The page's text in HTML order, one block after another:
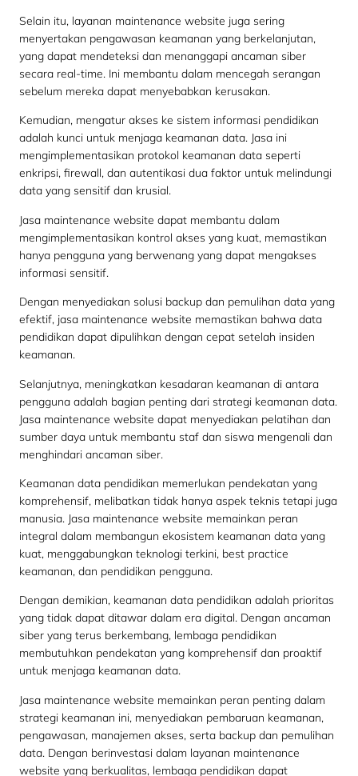
Selain itu, layanan maintenance website juga sering
menyertakan pengawasan keamanan yang berkelanjutan,
yang dapat mendeteksi dan menanggapi ancaman siber
secara real-time. Ini membantu dalam mencegah serangan
sebelum mereka dapat menyebabkan kerusakan.
Kemudian, mengatur akses ke sistem informasi pendidikan
adalah kunci untuk menjaga keamanan data. Jasa ini
mengimplementasikan protokol keamanan data seperti
enkripsi, firewall, dan autentikasi dua faktor untuk melindungi
data yang sensitif dan krusial.
Jasa maintenance website dapat membantu dalam
mengimplementasikan kontrol akses yang kuat, memastikan
hanya pengguna yang berwenang yang dapat mengakses
informasi sensitif.
Dengan menyediakan solusi backup dan pemulihan data yang
efektif, jasa maintenance website memastikan bahwa data
pendidikan dapat dipulihkan dengan cepat setelah insiden
keamanan.
Selanjutnya, meningkatkan kesadaran keamanan di antara
pengguna adalah bagian penting dari strategi keamanan data.
Jasa maintenance website dapat menyediakan pelatihan dan
sumber daya untuk membantu staf dan siswa mengenali dan
menghindari ancaman siber.
Keamanan data pendidikan memerlukan pendekatan yang
komprehensif, melibatkan tidak hanya aspek teknis tetapi juga
manusia. Jasa maintenance website memainkan peran
integral dalam membangun ekosistem keamanan data yang
kuat, menggabungkan teknologi terkini, best practice
keamanan, dan pendidikan pengguna.
Dengan demikian, keamanan data pendidikan adalah prioritas
yang tidak dapat ditawar dalam era digital. Dengan ancaman
siber yang terus berkembang, lembaga pendidikan
membutuhkan pendekatan yang komprehensif dan proaktif
untuk menjaga keamanan data.
Jasa maintenance website memainkan peran penting dalam
strategi keamanan ini, menyediakan pembaruan keamanan,
pengawasan, manajemen akses, serta backup dan pemulihan
data. Dengan berinvestasi dalam layanan maintenance
website yang berkualitas, lembaga pendidikan dapat